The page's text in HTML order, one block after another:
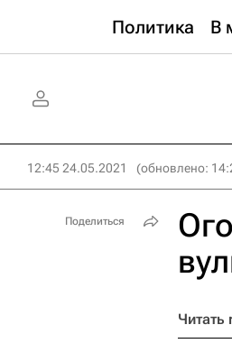
Политика В
12:45 24.05.2021 (обновлено:
Читать
Поделиться